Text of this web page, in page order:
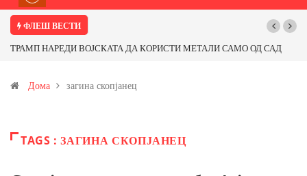
ФЛЕШ ВЕСТИ
ТРАМП НАРЕДИ ВОЈСКАТА ДА КОРИСТИ МЕТАЛИ САМО ОД САД
Иловица и со антимонот?
Дома загина скопјанец
TAGS : ЗАГИНА СКОПЈАНЕЦ